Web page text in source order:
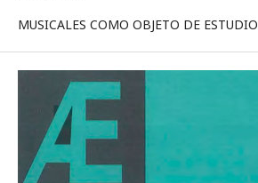
MUSICALES COMO OBJETO DE ESTUDIO